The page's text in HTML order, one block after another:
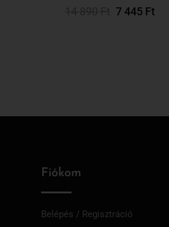
Kosárba Teszem
7 445 Ft
Fiókom
Belépés / Regisztráció